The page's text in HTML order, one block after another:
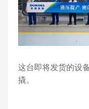
这台即将发货的设
撬。